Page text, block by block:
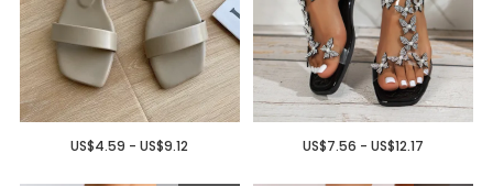
US$4.59 - US$9.12 US$7.56 - US$12.17